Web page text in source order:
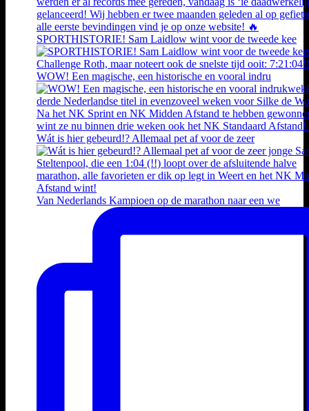
SPORTHISTORIE! Sam Laidlow wint voor de tweede kee
WOW! Een magische, een historische en vooral indru
Wát is hier gebeurd!? Allemaal pet af voor de zeer
Van Nederlands Kampioen op de marathon naar een we